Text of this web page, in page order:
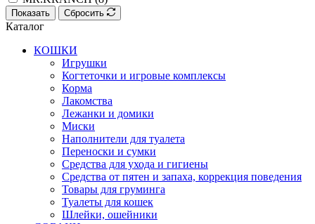
Показать Сбросить
Каталог
КОШКИ
Игрушки
Когтеточки и игровые комплексы
Корма
Лакомства
Лежанки и домики
Миски
Наполнители для туалета
Переноски и сумки
Средства для ухода и гигиены
Средства от пятен и запаха, коррекция поведения
Товары для груминга
Туалеты для кошек
Шлейки, ошейники